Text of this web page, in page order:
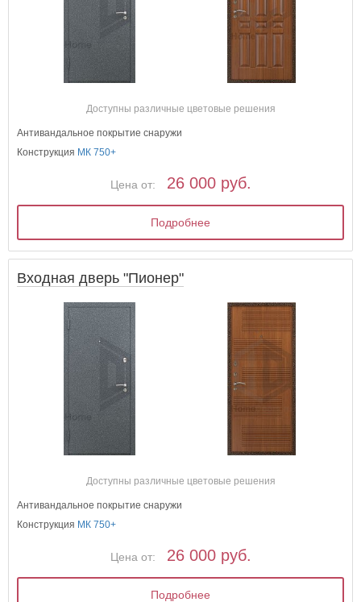
Доступны различные цветовые решения
Антивандальное покрытие снаружи
Конструкция МК 750+
Цена от: 26 000 руб.
Подробнее
Входная дверь "Пионер"
Доступны различные цветовые решения
Антивандальное покрытие снаружи
Конструкция МК 750+
Цена от: 26 000 руб.
Подробнее